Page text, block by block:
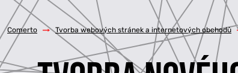
Comerto / Tvorba webových stránek a internetových obchodů